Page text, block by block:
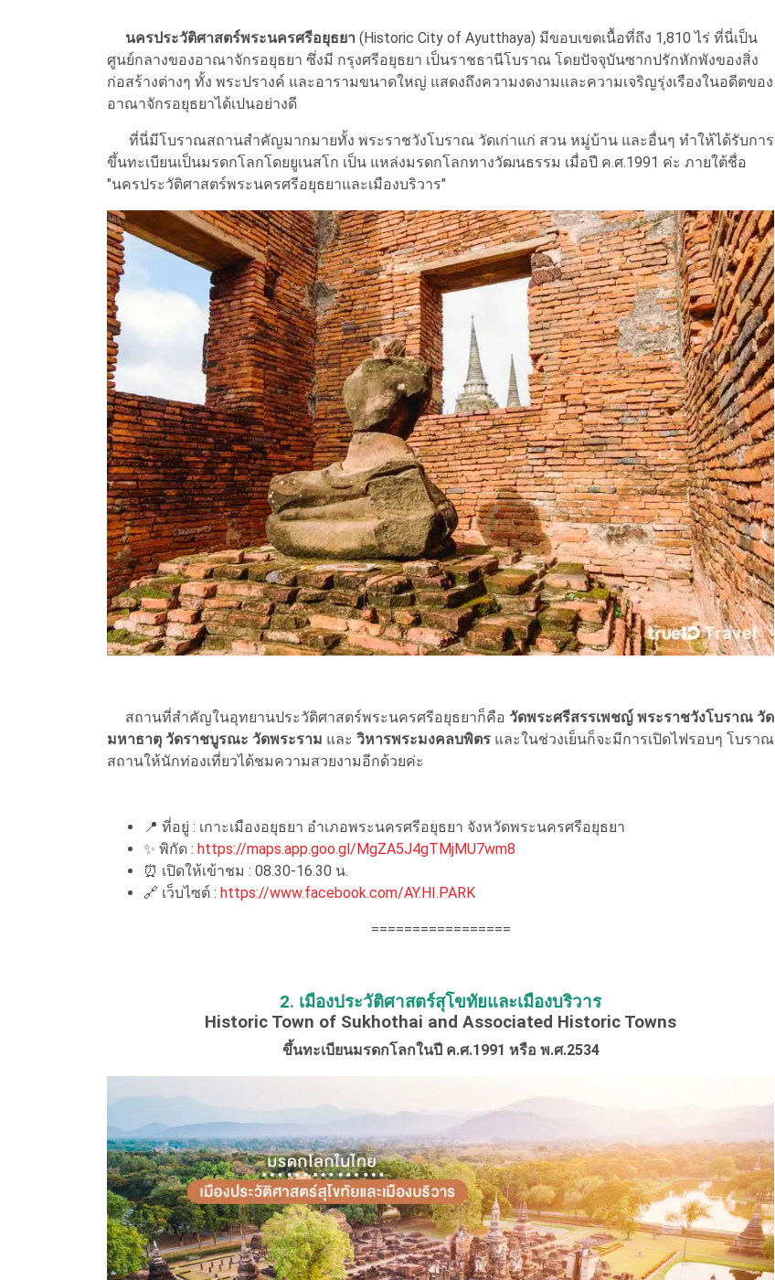
นครประวัติศาสตร์พระนครศรีอยุธยา (Historic City of Ayutthaya) มีขอบเขตเนื้อที่ถึง 1,810 ไร่ ที่นี่เป็น
ศูนย์กลางของอาณาจักรอยุธยา ซึ่งมี กรุงศรีอยุธยา เป็นราชธานีโบราณ โดยปัจจุบันซากปรักหักพังของสิ่ง
ก่อสร้างต่างๆ ทั้ง พระปรางค์ และอารามขนาดใหญ่ แสดงถึงความงดงามและความเจริญรุ่งเรืองในอดีตของ
อาณาจักรอยุธยาได้เปนอย่างดี
ที่นี่มีโบราณสถานสำคัญมากมายทั้ง พระราชวังโบราณ วัดเก่าแก่ สวน หมู่บ้าน และอื่นๆ ทำให้ได้รับการ
ขึ้นทะเบียนเป็นมรดกโลกโดยยูเนสโก เป็น แหล่งมรดกโลกทางวัฒนธรรม เมื่อปี ค.ศ.1991 ค่ะ ภายใต้ชื่อ
"นครประวัติศาสตร์พระนครศรีอยุธยาและเมืองบริวาร"
สถานที่สำคัญในอุทยานประวัติศาสตร์พระนครศรีอยุธยาก็คือ วัดพระศรีสรรเพชญ์ พระราชวังโบราณ วัด
มหาธาตุ วัดราชบูรณะ วัดพระราม และ วิหารพระมงคลบพิตร และในช่วงเย็นก็จะมีการเปิดไฟรอบๆ โบราณ
สถานให้นักท่องเที่ยวได้ชมความสวยงามอีกด้วยค่ะ
📍 ที่อยู่ : เกาะเมืองอยุธยา อำเภอพระนครศรีอยุธยา จังหวัดพระนครศรีอยุธยา
✨ พิกัด : https://maps.app.goo.gl/MgZA5J4gTMjMU7wm8
⏰ เปิดให้เข้าชม : 08.30-16.30 น.
🔗 เว็บไซต์ : https://www.facebook.com/AY.HI.PARK
=================
2. เมืองประวัติศาสตร์สุโขทัยและเมืองบริวาร
Historic Town of Sukhothai and Associated Historic Towns
ขึ้นทะเบียนมรดกโลกในปี ค.ศ.1991 หรือ พ.ศ.2534